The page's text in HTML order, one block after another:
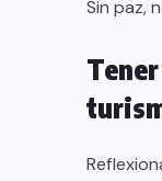
Sin paz,